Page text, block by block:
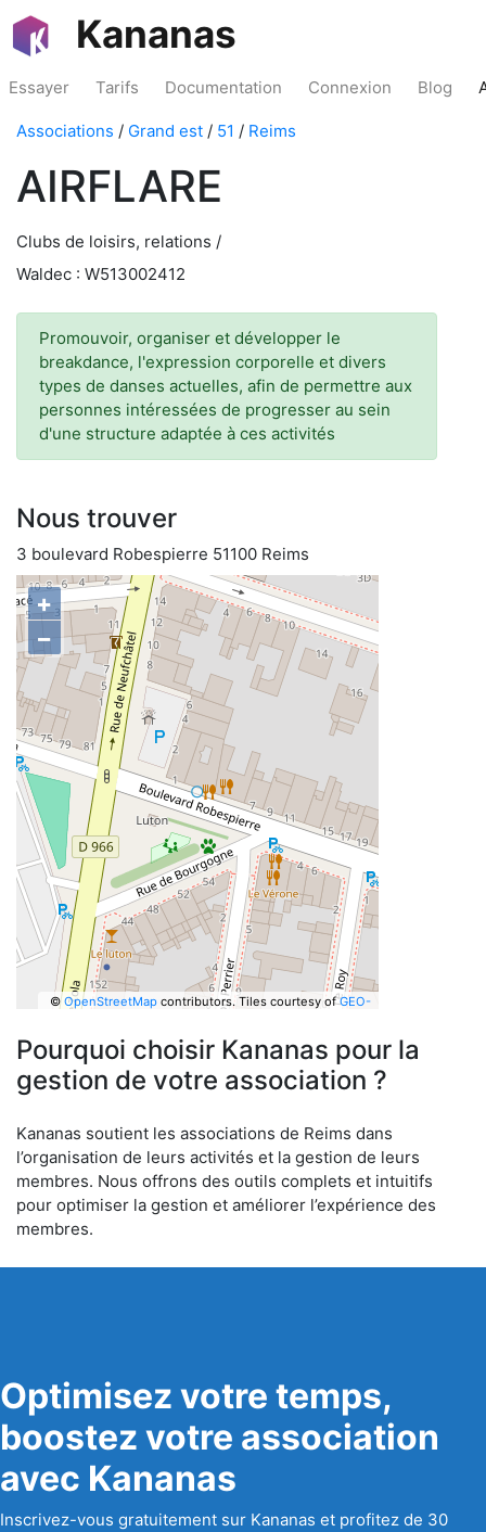
Kananas
Essayer Tarifs Documentation Connexion Blog
Associations / Grand est / 51 / Reims
AIRFLARE
Clubs de loisirs, relations /
Waldec : W513002412
Promouvoir, organiser et développer le
breakdance, l'expression corporelle et divers
types de danses actuelles, afin de permettre aux
personnes intéressées de progresser au sein
d'une structure adaptée à ces activités
Nous trouver
3 boulevard Robespierre 51100 Reims
+
−
©OpenStreetMapcontributors. Tiles courtesy ofGEO-
Pourquoi choisir Kananas pour la
gestion de votre association ?
Kananas soutient les associations de Reims dans
l’organisation de leurs activités et la gestion de leurs
membres. Nous offrons des outils complets et intuitifs
pour optimiser la gestion et améliorer l’expérience des
membres.
Optimisez votre temps,
boostez votre association
avec Kananas
Inscrivez-vous gratuitement sur Kananas et profitez de 30